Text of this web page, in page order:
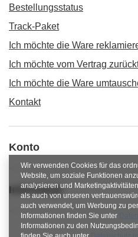
Bestellungsstatus
Track-Paket
Ich möchte die Ware
Ich möchte vom Vertrag
Ich möchte die Ware
Kontakt
Konto
Informacje
Wir verwenden Cookies für das
Website, um soziale Funktionen
analysieren und
als auch von unseren
auch verwendet, um Werbung zu
Informationen finden Sie unter
Informationen zu den